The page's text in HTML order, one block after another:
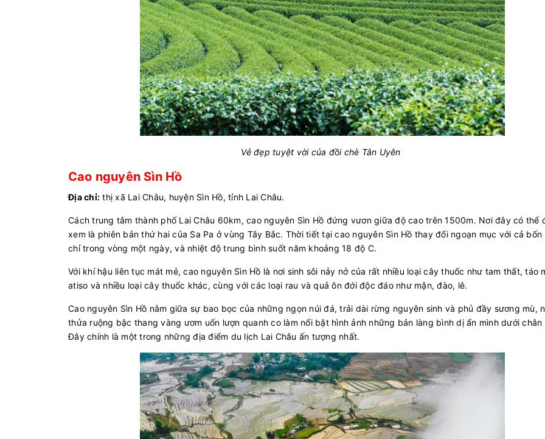
Vẻ đẹp tuyệt vời của đồi chè Tân Uyên
Cao nguyên Sìn Hồ
Địa chỉ: thị xã Lai Châu, huyện Sìn Hồ, tỉnh Lai Châu.
Cách trung tâm thành phố Lai Châu 60km, cao nguyên Sìn Hồ đứng vươn giữa độ cao trên 1500m. Nơi đây có thể
xem là phiên bản thứ hai của Sa Pa ở vùng Tây Bắc. Thời tiết tại cao nguyên Sìn Hồ thay đổi ngoạn mục với cả bốn
chỉ trong vòng một ngày, và nhiệt độ trung bình suốt năm khoảng 18 độ C.
Với khí hậu liên tục mát mẻ, cao nguyên Sìn Hồ là nơi sinh sôi nảy nở của rất nhiều loại cây thuốc như tam thất, táo
atiso và nhiều loại cây thuốc khác, cùng với các loại rau và quả ôn đới độc đáo như mận, đào, lê.
Cao nguyên Sìn Hồ nằm giữa sự bao bọc của những ngọn núi đá, trải dài rừng nguyên sinh và phủ đầy sương mù,
thửa ruộng bậc thang vàng ươm uốn lượn quanh co làm nổi bật hình ảnh những bản làng bình dị ẩn mình dưới chân
Đây chính là một trong những địa điểm du lịch Lai Châu ấn tượng nhất.